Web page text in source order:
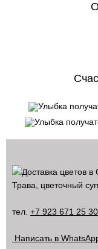
Трава, цветочный
тел. +7 923 671 25 30
Написать в